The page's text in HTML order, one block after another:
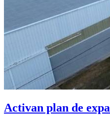
Activan plan de